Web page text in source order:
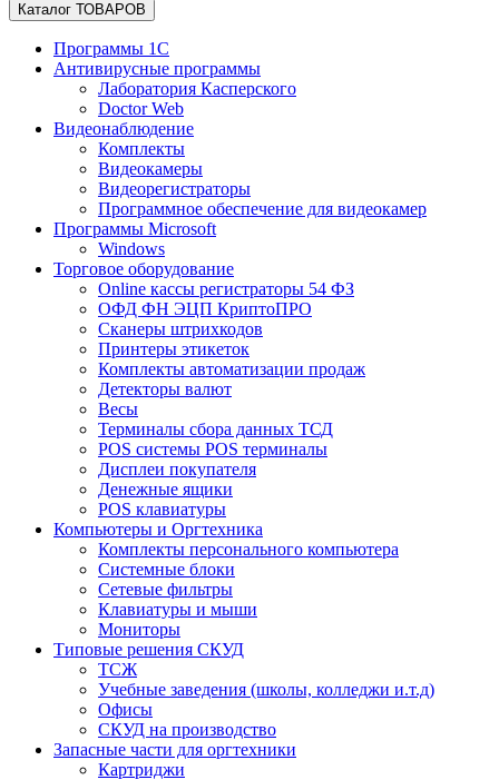
Каталог ТОВАРОВ
Программы 1С
Антивирусные программы
Лаборатория Касперского
Doctor Web
Видеонаблюдение
Комплекты
Видеокамеры
Видеорегистраторы
Программное обеспечение для видеокамер
Программы Microsoft
Windows
Торговое оборудование
Online кассы регистраторы 54 ФЗ
ОФД ФН ЭЦП КриптоПРО
Сканеры штрихкодов
Принтеры этикеток
Комплекты автоматизации продаж
Детекторы валют
Весы
Терминалы сбора данных ТСД
POS системы POS терминалы
Дисплеи покупателя
Денежные ящики
POS клавиатуры
Компьютеры и Оргтехника
Комплекты персонального компьютера
Системные блоки
Сетевые фильтры
Клавиатуры и мыши
Мониторы
Типовые решения СКУД
ТСЖ
Учебные заведения (школы, колледжи и.т.д)
Офисы
СКУД на производство
Запасные части для оргтехники
Картриджи